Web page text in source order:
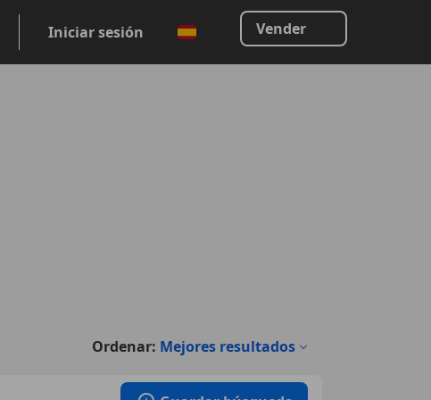
Iniciar sesión Vender
Ordenar: Mejores resultados